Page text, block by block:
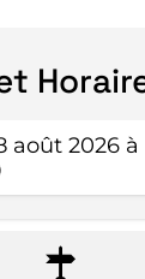
août 2026